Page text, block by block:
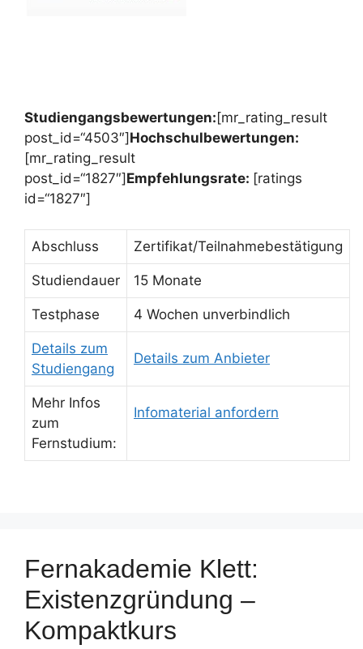
Studiengangsbewertungen:[mr_rating_result
post_id=“4503″]Hochschulbewertungen:
[mr_rating_result
post_id=“1827″]Empfehlungsrate: [ratings
id=“1827″]
Abschluss Zertifikat/Teilnahmebestätigung
Studiendauer 15 Monate
Testphase 4 Wochen unverbindlich
Details zum
Studiengang
Details zum Anbieter
Mehr Infos
zum
Fernstudium:
Infomaterial anfordern
Fernakademie Klett:
Existenzgründung –
Kompaktkurs